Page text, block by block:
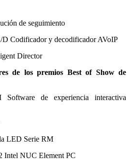
de seguimiento
Codificador y decodificador AVoIP
Director
de los premios Best of Show de
de experiencia interactiva
LED Serie RM
Intel NUC Element PC